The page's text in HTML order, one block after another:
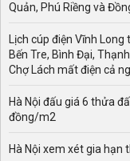
Quản, Phú Riềng và
Lịch cúp điện Vĩnh
Bến Tre, Bình Đại,
Chợ Lách mất điện cả
Hà Nội đấu giá 6 thửa
đồng/m2
Hà Nội xem xét gia hạn